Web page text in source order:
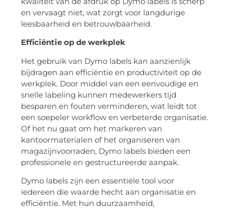
en vervaagt niet, wat zorgt voor langdurige
leesbaarheid en betrouwbaarheid.
Efficiëntie op de werkplek
Het gebruik van Dymo labels kan aanzienlijk
bijdragen aan efficiëntie en productiviteit op de
werkplek. Door middel van een eenvoudige en
snelle labeling kunnen medewerkers tijd
besparen en fouten verminderen, wat leidt tot
een soepeler workflow en verbeterde organisatie.
Of het nu gaat om het markeren van
kantoormaterialen of het organiseren van
magazijnvoorraden, Dymo labels bieden een
professionele en gestructureerde aanpak.
Dymo labels zijn een essentiële tool voor
iedereen die waarde hecht aan organisatie en
efficiëntie. Met hun duurzaamheid,